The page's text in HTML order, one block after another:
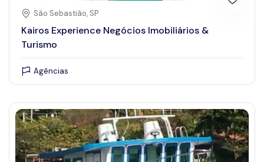
São Sebastião, SP
Kairos Experience Negócios Imobiliários &
Turismo
Agências